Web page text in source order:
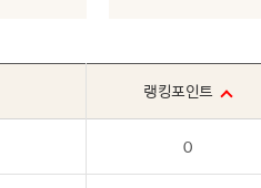
랭킹포인트
0